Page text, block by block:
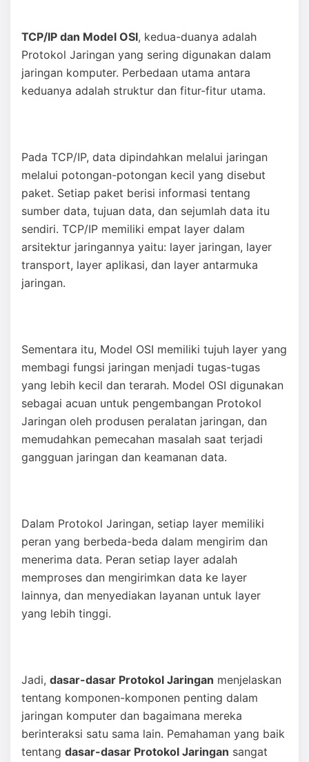
TCP/IP dan Model OSI, kedua-duanya adalah
Protokol Jaringan yang sering digunakan dalam
jaringan komputer. Perbedaan utama antara
keduanya adalah struktur dan fitur-fitur utama.
Pada TCP/IP, data dipindahkan melalui jaringan
melalui potongan-potongan kecil yang disebut
paket. Setiap paket berisi informasi tentang
sumber data, tujuan data, dan sejumlah data itu
sendiri. TCP/IP memiliki empat layer dalam
arsitektur jaringannya yaitu: layer jaringan, layer
transport, layer aplikasi, dan layer antarmuka
jaringan.
Sementara itu, Model OSI memiliki tujuh layer yang
membagi fungsi jaringan menjadi tugas-tugas
yang lebih kecil dan terarah. Model OSI digunakan
sebagai acuan untuk pengembangan Protokol
Jaringan oleh produsen peralatan jaringan, dan
memudahkan pemecahan masalah saat terjadi
gangguan jaringan dan keamanan data.
Dalam Protokol Jaringan, setiap layer memiliki
peran yang berbeda-beda dalam mengirim dan
menerima data. Peran setiap layer adalah
memproses dan mengirimkan data ke layer
lainnya, dan menyediakan layanan untuk layer
yang lebih tinggi.
Jadi, dasar-dasar Protokol Jaringan menjelaskan
tentang komponen-komponen penting dalam
jaringan komputer dan bagaimana mereka
berinteraksi satu sama lain. Pemahaman yang baik
tentang dasar-dasar Protokol Jaringan sangat